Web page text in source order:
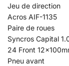
Jeu de direction
Acros AIF-1135
Paire de roues
Syncros Capital
24 Front
Pneu avant